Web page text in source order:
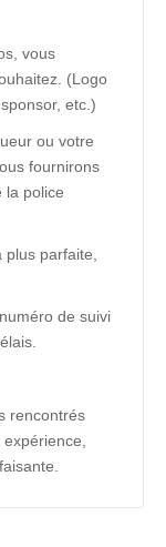
vous
(Logo
etc.)
ou votre
fournirons
la police
parfaite,
de suivi
rencontrés